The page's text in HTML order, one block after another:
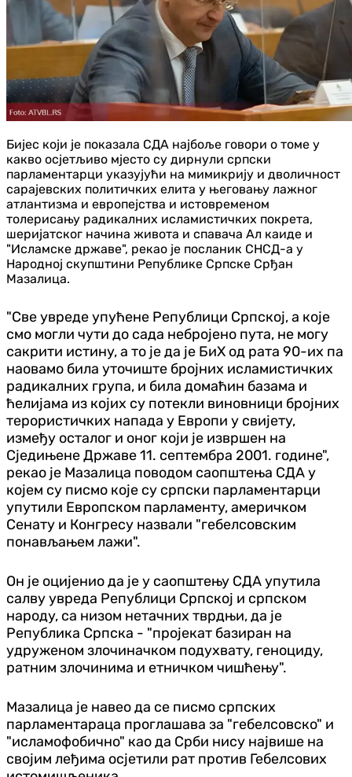
Бијес који је показала СДА најбоље говори о томе у
какво осјетљиво мјесто су дирнули српски
парламентарци указујући на мимикрију и дволичност
сарајевских политичких елита у његовању лажног
атлантизма и европејства и истовременом
толерисању радикалних исламистичких покрета,
шеријатског начина живота и спавача Ал каиде и
"Исламске државе", рекао је посланик СНСД-а у
Народној скупштини Републике Српске Срђан
Мазалица.
"Све увреде упућене Републици Српској, а које
смо могли чути до сада небројено пута, не могу
сакрити истину, а то је да је БиХ од рата 90-их па
наовамо била уточиште бројних исламистичких
радикалних група, и била домаћин базама и
ћелијама из којих су потекли виновници бројних
терористичких напада у Европи у свијету,
између осталог и оног који је извршен на
Сједињене Државе 11. септембра 2001. године",
рекао је Мазалица поводом саопштења СДА у
којем су писмо које су српски парламентарци
упутили Европском парламенту, америчком
Сенату и Конгресу назвали "гебелсовским
понављањем лажи".
Он је оцијенио да је у саопштењу СДА упутила
салву увреда Републици Српској и српском
народу, са низом нетачних тврдњи, да је
Република Српска - "пројекат базиран на
удруженом злочиначком подухвату, геноциду,
ратним злочинима и етничком чишћењу".
Мазалица је навео да се писмо српских
парламентараца проглашава за "гебелсовско" и
"исламофобично" као да Срби нису највише на
својим леђима осјетили рат против Гебелсових